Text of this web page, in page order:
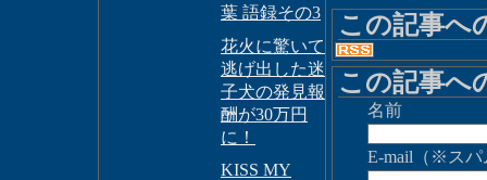
葉 語録その3
花火に驚いて
逃げ出した迷
子犬の発見報
酬が30万円
に！
KISS MY
この記事へ
この記事へ
名前
E-mail（※スパ